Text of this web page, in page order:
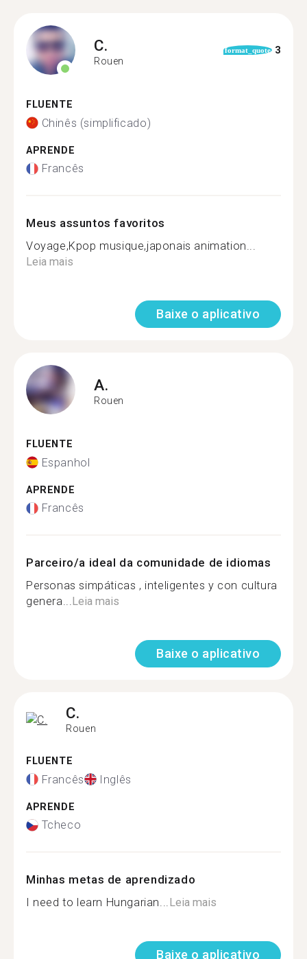
C.
Rouen
format_quote 3
FLUENTE
Chinês (simplificado)
APRENDE
Francês
Meus assuntos favoritos
Voyage,Kpop musique,japonais animation...
Leia mais
Baixe o aplicativo
A.
Rouen
FLUENTE
Espanhol
APRENDE
Francês
Parceiro/a ideal da comunidade de idiomas
Personas simpáticas , inteligentes y con cultura
genera...Leia mais
Baixe o aplicativo
C.
Rouen
FLUENTE
Francês Inglês
APRENDE
Tcheco
Minhas metas de aprendizado
I need to learn Hungarian...Leia mais
Baixe o aplicativo